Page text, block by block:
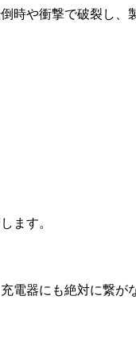
時や衝撃で破裂し、
ます。
電器にも絶対に繋が